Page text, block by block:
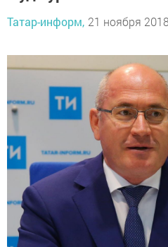
Татар-информ, 21 ноября